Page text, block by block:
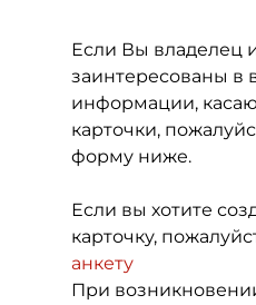
Если Вы владелец
заинтересованы в
информации,
карточки,
форму ниже.
Если вы хотите
карточку,
анкету
При